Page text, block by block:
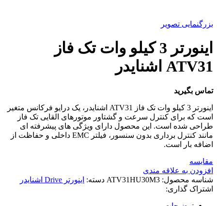
بزرگنمایی تصویر
اینورتر 3 کيلو وات تک فاز
ATV31 اشنایدر
تماس بگیرید
اینورتر 3 کیلو وات تک فاز ATV31 اشنایدر، یک درایو فرکانس متغیر
است که برای کنترل سرعت و گشتاور موتورهای القایی تک فاز
طراحی شده است. این محصول دارای ویژگی های پیشرفته ای
مانند کنترل برداری بدون سنسور، فیلتر EMC داخلی و حفاظت از
اضافه بار است.
مقایسه
افزودن به علاقه مندی
شناسه محصول: ATV31HU30M3 دسته: اینورتر Drive اشنایدر
اشتراک گذاری: